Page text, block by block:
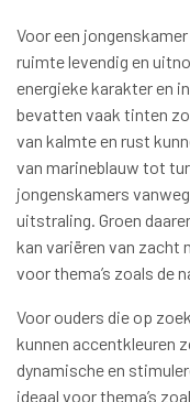
Voor een
ruimte levendig en
energieke karakter en
bevatten vaak tinten
van kalmte en rust
van marineblauw tot
jongenskamers
uitstraling. Groen
kan variëren van
voor thema’s zoals de
Voor ouders die op
kunnen accentkleuren
dynamische en
ideaal voor thema’s